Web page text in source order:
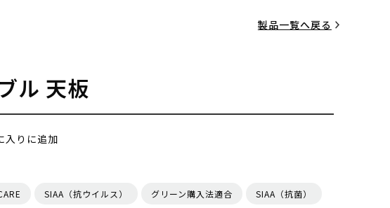
製品一覧へ戻る
ル 天板
入りに追加
SIAA（抗ウイルス） グリーン購入法適合 SIAA（抗菌）